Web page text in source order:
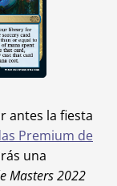
antes la fiesta
Premium de
una
Masters 2022